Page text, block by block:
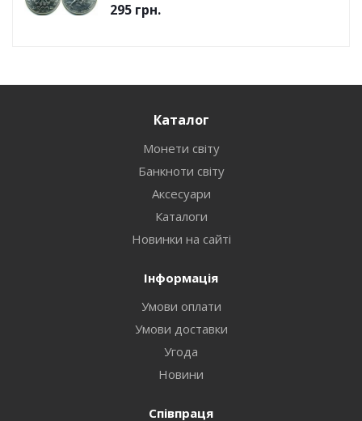
295 грн.
Каталог
Монети світу
Банкноти світу
Аксесуари
Каталоги
Новинки на сайті
Інформація
Умови оплати
Умови доставки
Угода
Новини
Співпраця